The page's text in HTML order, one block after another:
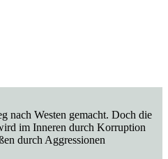
nach Westen gemacht. Doch die
im Inneren durch Korruption
durch Aggres­sionen